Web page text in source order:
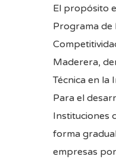
El propósito
Programa de
Maderera,
Técnica en la
Para el
Instituciones
forma
empresas